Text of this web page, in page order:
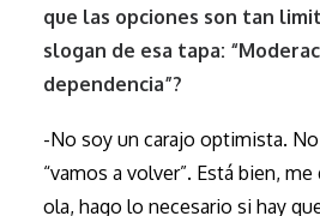
que las opciones son tan
slogan de esa tapa:
dependencia”?
-No soy un carajo optimista.
“vamos a volver”. Está bien,
ola, hago lo necesario si hay